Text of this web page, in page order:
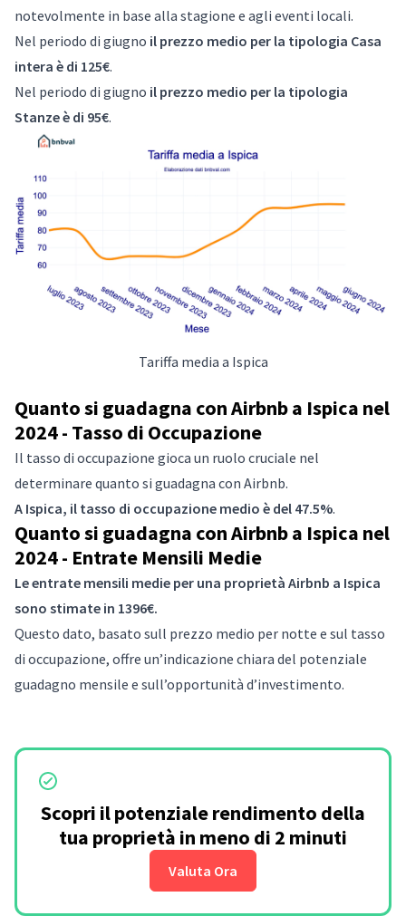
notevolmente in base alla stagione e agli eventi locali.
Nel periodo di giugno il prezzo medio per la tipologia Casa
intera è di 125€.
Nel periodo di giugno il prezzo medio per la tipologia
Stanze è di 95€.
Tariffa media a Ispica
Quanto si guadagna con Airbnb a Ispica nel
2024 - Tasso di Occupazione
Il tasso di occupazione gioca un ruolo cruciale nel
determinare quanto si guadagna con Airbnb.
A Ispica, il tasso di occupazione medio è del 47.5%.
Quanto si guadagna con Airbnb a Ispica nel
2024 - Entrate Mensili Medie
Le entrate mensili medie per una proprietà Airbnb a Ispica
sono stimate in 1396€.
Questo dato, basato sull prezzo medio per notte e sul tasso
di occupazione, offre un’indicazione chiara del potenziale
guadagno mensile e sull’opportunità d’investimento.
Scopri il potenziale rendimento della
tua proprietà in meno di 2 minuti
Valuta Ora